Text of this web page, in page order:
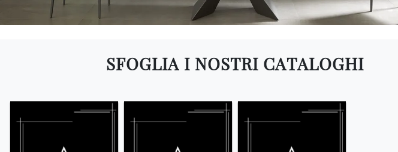
SFOGLIA I NOSTRI CATALOGHI